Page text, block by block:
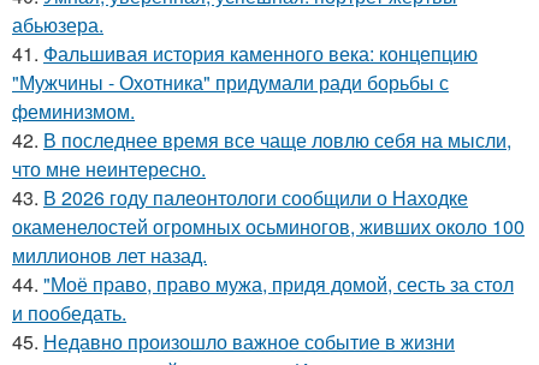
абьюзера.
41. Фальшивая история каменного века: концепцию
"Мужчины - Охотника" придумали ради борьбы с
феминизмом.
42. В последнее время все чаще ловлю себя на мысли,
что мне неинтересно.
43. В 2026 году палеонтологи сообщили о Находке
окаменелостей огромных осьминогов, живших около 100
миллионов лет назад.
44. "Моё право, право мужа, придя домой, сесть за стол
и пообедать.
45. Недавно произошло важное событие в жизни